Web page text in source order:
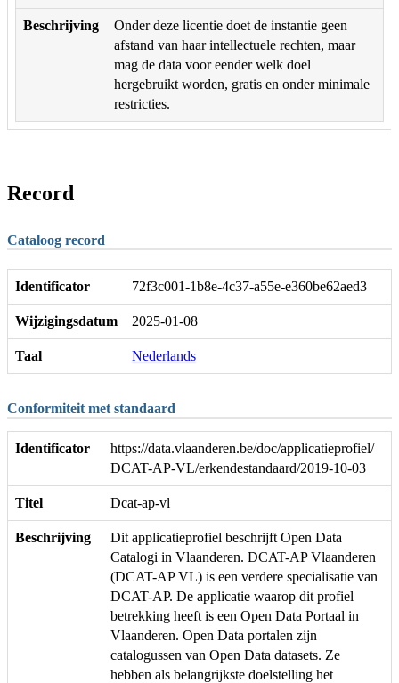
Beschrijving
Onder deze licentie doet de instantie geen
afstand van haar intellectuele rechten, maar
mag de data voor eender welk doel
hergebruikt worden, gratis en onder minimale
restricties.
Record
Cataloog record
Identificator 72f3c001-1b8e-4c37-a55e-e360be62aed3
Wijzigingsdatum 2025-01-08
Taal Nederlands
Conformiteit met standaard
Identificator
https://data.vlaanderen.be/doc/applicatieprofiel/
DCAT-AP-VL/erkendestandaard/2019-10-03
Titel Dcat-ap-vl
Beschrijving
Dit applicatieprofiel beschrijft Open Data
Catalogi in Vlaanderen. DCAT-AP Vlaanderen
(DCAT-AP VL) is een verdere specialisatie van
DCAT-AP. De applicatie waarop dit profiel
betrekking heeft is een Open Data Portaal in
Vlaanderen. Open Data portalen zijn
catalogussen van Open Data datasets. Ze
hebben als belangrijkste doelstelling het